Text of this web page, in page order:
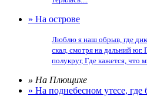
» На острове
Люблю я наш обрыв, где
скал, смотря на дальний юг.
полукруг, Где кажется, что
» На Плющихе
» На поднебесном утесе, где